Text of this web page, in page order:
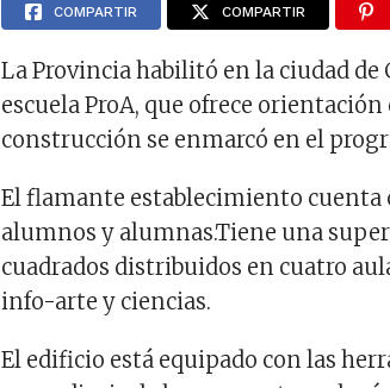
COMPARTIR COMPARTIR
La Provincia habilitó en la ciudad de
escuela ProA, que ofrece
construcción se enmarcó en el
El flamante establecimiento cuenta
alumnos y alumnas.Tiene una
cuadrados distribuidos en cuatro
info-arte y ciencias.
El edificio está equipado con las